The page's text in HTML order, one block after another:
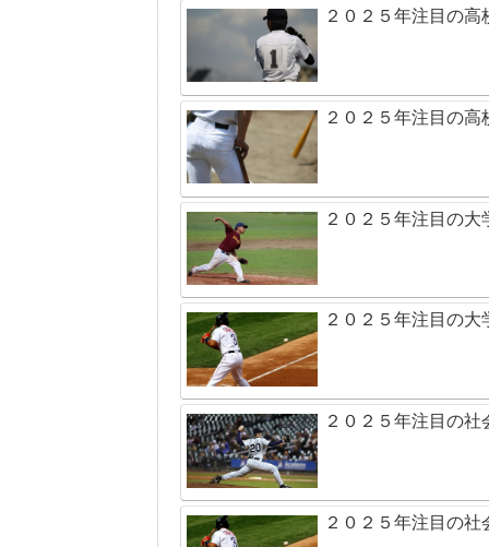
２０２５年注目の
２０２５年注目の
２０２５年注目の
２０２５年注目の
２０２５年注目の
２０２５年注目の